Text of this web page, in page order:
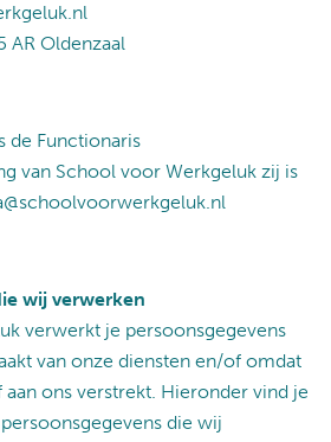
AR Oldenzaal
de Functionaris
van School voor Werkgeluk zij is
wij verwerken
verwerkt je persoonsgegevens
van onze diensten en/of omdat
aan ons verstrekt. Hieronder vind je
die wij